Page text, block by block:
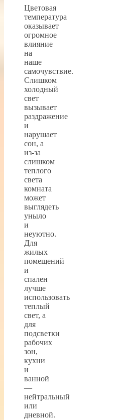
Цветовая
температура
оказывает
огромное
влияние
на
наше
самочувствие.
Слишком
холодный
свет
вызывает
раздражение
и
нарушает
сон, а
из-за
слишком
теплого
света
комната
может
выглядеть
уныло
и
неуютно.
Для
жилых
помещений
и
спален
лучше
использовать
теплый
свет, а
для
подсветки
рабочих
зон,
кухни
и
ванной
—
нейтральный
или
дневной.